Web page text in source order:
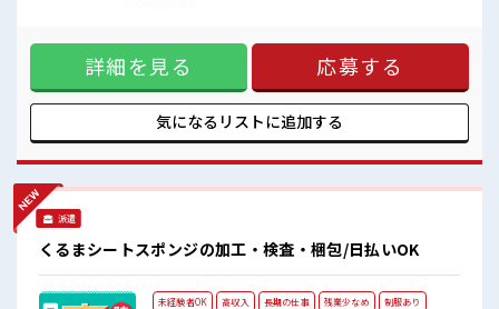
もちろん男性の応募もOKですよ！
明るすぎたり奇抜過ぎなければヘアカラーOK！
仕事の合間の息抜きは休憩室で♪
お願いすることもありますが、 残業はほとんどナシ！ ≪週休
2日制≫ 週末は家族や友人と一緒にプライベート満喫！ ≪髪
型自由≫ 基本的に髪色自由で明るすぎたり奇抜でなければOK
です！ (規定有)≪自分に向いている仕事が探せる≫ 困った事
などがあれば、 担当がしっかりサポートします！ ■職場の雰
囲気 女性多めで休み時間は女子トークがあふれる職場です！
ればヘアカラーOK！ 仕事の合間の息抜きは休憩室で♪
詳細を見る 応募する
気になるリストに追加する
派遣
くるまシートスポンジの加工・検査・梱包/日払いOK
未経験者OK 高収入 長期の仕事 残業少なめ 制服あり